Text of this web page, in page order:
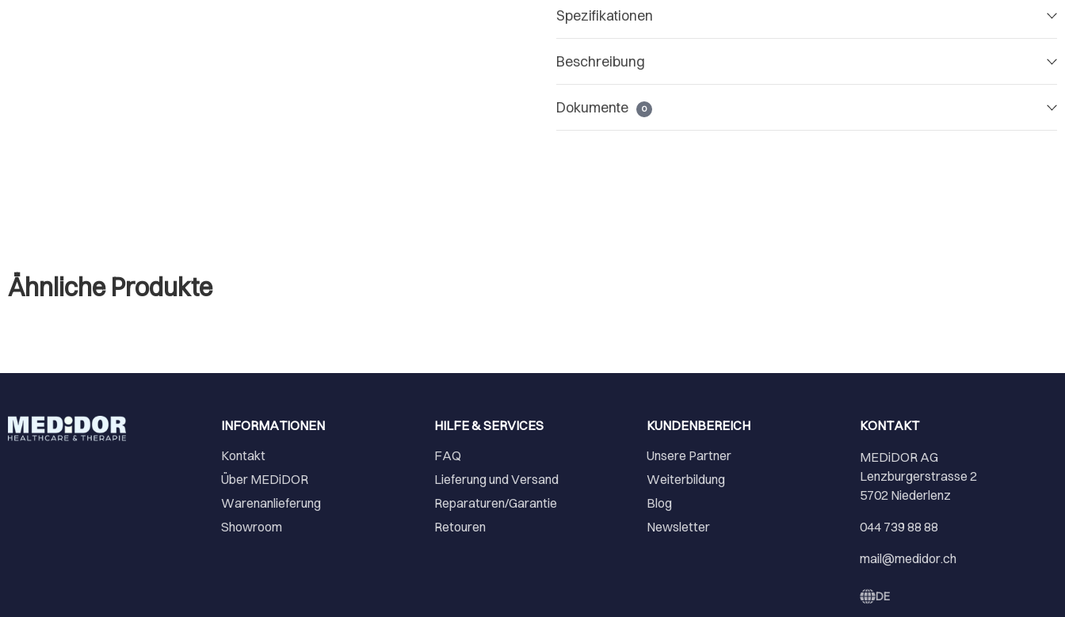
Spezifikationen
Beschreibung
Dokumente 0
Ähnliche Produkte
INFORMATIONEN
Kontakt
Über MEDiDOR
Warenanlieferung
Showroom
HILFE & SERVICES
FAQ
Lieferung und Versand
Reparaturen/Garantie
Retouren
KUNDENBEREICH
Unsere Partner
Weiterbildung
Blog
Newsletter
KONTAKT
MEDiDOR AG
Lenzburgerstrasse 2
5702 Niederlenz
044 739 88 88
mail@medidor.ch
DE